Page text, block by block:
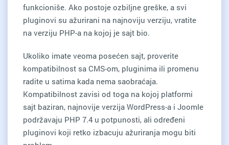
funkcioniše. Ako postoje ozbiljne greške, a svi
pluginovi su ažurirani na najnoviju verziju, vratite
na verziju PHP-a na kojoj je sajt bio.
Ukoliko imate veoma posećen sajt, proverite
kompatibilnost sa CMS-om, pluginima ili promenu
radite u satima kada nema saobraćaja.
Kompatibilnost zavisi od toga na kojoj platformi
sajt baziran, najnovije verzija WordPress-a i Joomle
podržavaju PHP 7.4 u potpunosti, ali određeni
pluginovi koji retko izbacuju ažuriranja mogu biti